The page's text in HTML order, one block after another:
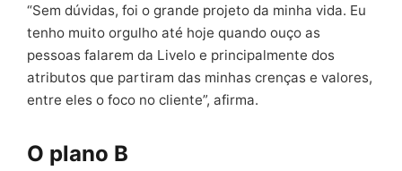
“Sem dúvidas, foi o grande projeto da minha vida. Eu
tenho muito orgulho até hoje quando ouço as
pessoas falarem da Livelo e principalmente dos
atributos que partiram das minhas crenças e valores,
entre eles o foco no cliente”, afirma.
O plano B